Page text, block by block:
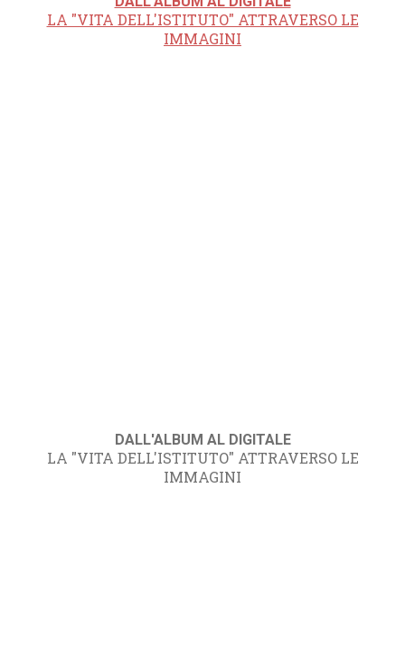
LA "VITA DELL'ISTITUTO" ATTRAVERSO LE
IMMAGINI
DALL'ALBUM AL DIGITALE
LA "VITA DELL'ISTITUTO" ATTRAVERSO LE
IMMAGINI